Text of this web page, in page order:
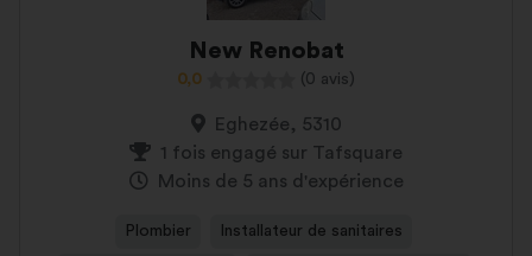
New Renobat
0,0 (0 avis)
Eghezée, 5310
1 fois engagé sur Tafsquare
Moins de 5 ans d'expérience
Plombier Installateur de sanitaires